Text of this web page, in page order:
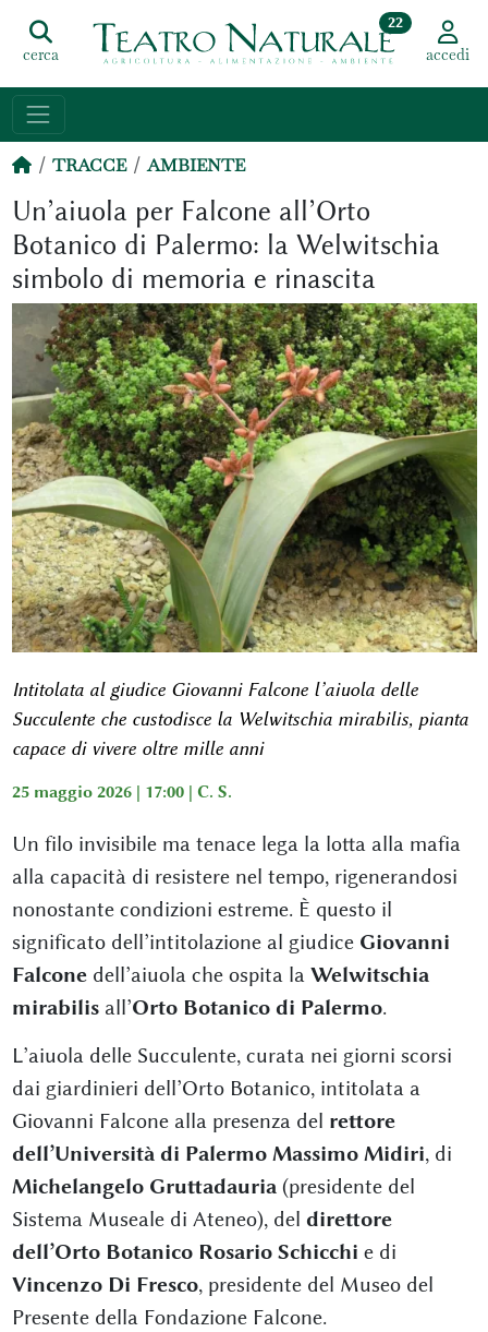
cerca
22
accedi
TRACCE AMBIENTE
Un’aiuola per Falcone all’Orto
Botanico di Palermo: la Welwitschia
simbolo di memoria e rinascita
Intitolata al giudice Giovanni Falcone l’aiuola delle
Succulente che custodisce la Welwitschia mirabilis, pianta
capace di vivere oltre mille anni
25 maggio 2026 | 17:00 | C. S.
Un filo invisibile ma tenace lega la lotta alla mafia
alla capacità di resistere nel tempo, rigenerandosi
nonostante condizioni estreme. È questo il
significato dell’intitolazione al giudice Giovanni
Falconedell’aiuola che ospita la Welwitschia
mirabilisall’Orto Botanico di Palermo.
L’aiuola delle Succulente, curata nei giorni scorsi
dai giardinieri dell’Orto Botanico, intitolata a
Giovanni Falcone alla presenza del rettore
dell’Università di Palermo Massimo Midiri, di
Michelangelo Gruttadauria(presidente del
Sistema Museale di Ateneo), del direttore
dell’Orto Botanico Rosario Schicchi e di
Vincenzo Di Fresco, presidente del Museo del
Presente della Fondazione Falcone.